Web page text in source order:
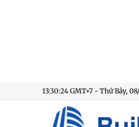
13:30:25 GMT+7 - Thứ Bảy,